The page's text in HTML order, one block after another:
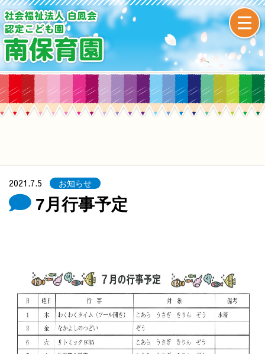
2021.7.5 お知らせ
7月行事予定